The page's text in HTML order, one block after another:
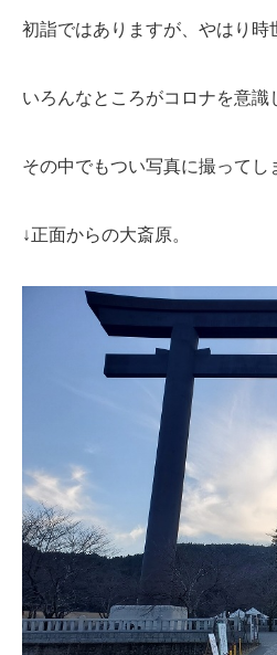
初詣ではありますが、やはり時
いろんなところがコロナを意識
その中でもつい写真に撮ってし
↓正面からの大斎原。